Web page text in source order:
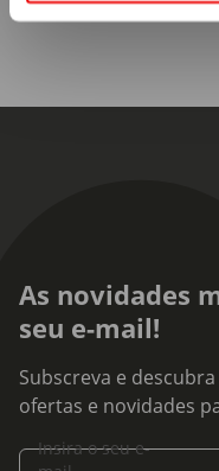
As novidades
seu e-mail!
Subscreva e
ofertas e novidades
Insira o seu e-